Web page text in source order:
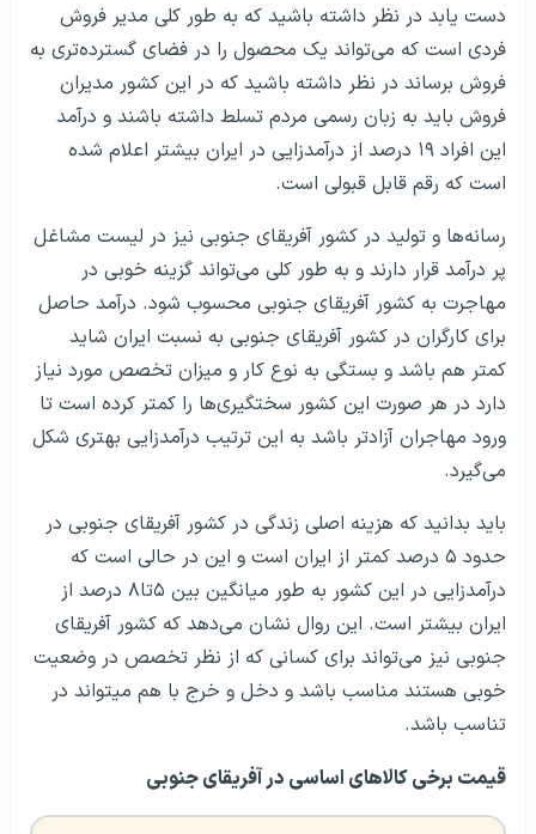
دست یابد در نظر داشته باشید که به طور کلی مدیر فروش
فردی است که می‌تواند یک محصول را در فضای گسترده‌تری به
فروش برساند در نظر داشته باشید که در این کشور مدیران
فروش باید به زبان رسمی مردم تسلط داشته باشند و درآمد
این افراد ۱۹ درصد از درآمدزایی در ایران بیشتر اعلام شده
است که رقم قابل قبولی است.
رسانه‌ها و تولید در کشور آفریقای جنوبی نیز در لیست مشاغل
پر درآمد قرار دارند و به طور کلی می‌تواند گزینه خوبی در
مهاجرت به کشور آفریقای جنوبی محسوب شود. درآمد حاصل
برای کارگران در کشور آفریقای جنوبی به نسبت ایران شاید
کمتر هم باشد و بستگی به نوع کار و میزان تخصص مورد نیاز
دارد در هر صورت این کشور سختگیری‌ها را کمتر کرده است تا
ورود مهاجران آزادتر باشد به این ترتیب درآمدزایی بهتری شکل
می‌گیرد.
باید بدانید که هزینه اصلی زندگی در کشور آفریقای جنوبی در
حدود ۵ درصد کمتر از ایران است و این در حالی است که
درآمدزایی در این کشور به طور میانگین بین ۵تا۸ درصد از
ایران بیشتر است. این روال نشان می‌دهد که کشور آفریقای
جنوبی نیز می‌تواند برای کسانی که از نظر تخصص در وضعیت
خوبی هستند مناسب باشد و دخل و خرج با هم میتواند در
تناسب باشد.
قیمت برخی کالاهای اساسی در آفریقای جنوبی